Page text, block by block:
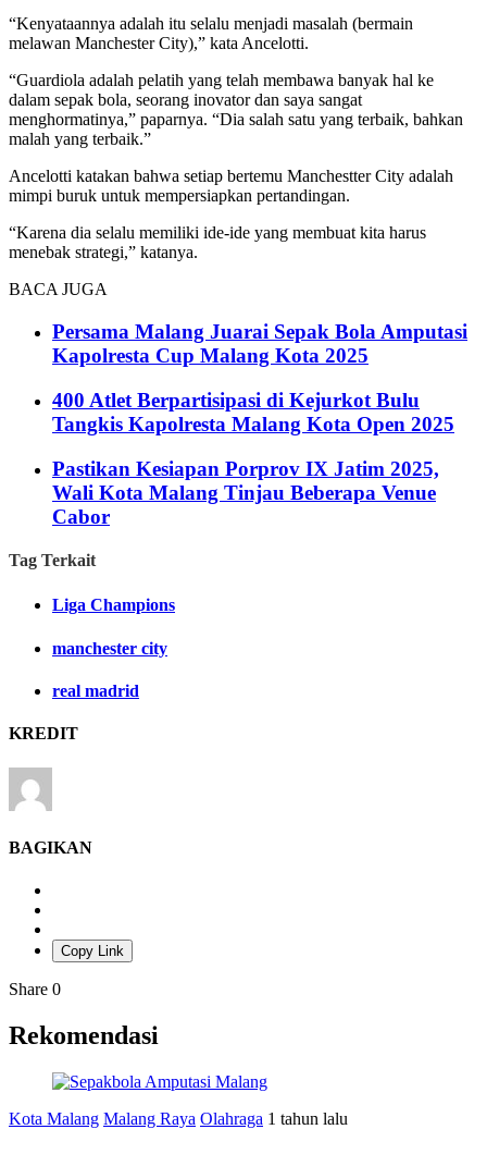
“Kenyataannya adalah itu selalu menjadi masalah (bermain
melawan Manchester City),” kata Ancelotti.
“Guardiola adalah pelatih yang telah membawa banyak hal ke
dalam sepak bola, seorang inovator dan saya sangat
menghormatinya,” paparnya. “Dia salah satu yang terbaik, bahkan
malah yang terbaik.”
Ancelotti katakan bahwa setiap bertemu Manchestter City adalah
mimpi buruk untuk mempersiapkan pertandingan.
“Karena dia selalu memiliki ide-ide yang membuat kita harus
menebak strategi,” katanya.
BACA JUGA
Persama Malang Juarai Sepak Bola Amputasi
Kapolresta Cup Malang Kota 2025
400 Atlet Berpartisipasi di Kejurkot Bulu
Tangkis Kapolresta Malang Kota Open 2025
Pastikan Kesiapan Porprov IX Jatim 2025,
Wali Kota Malang Tinjau Beberapa Venue
Cabor
Tag Terkait
Liga Champions
manchester city
real madrid
KREDIT
BAGIKAN
Copy Link
Share 0
Rekomendasi
Kota Malang Malang Raya Olahraga 1 tahun lalu